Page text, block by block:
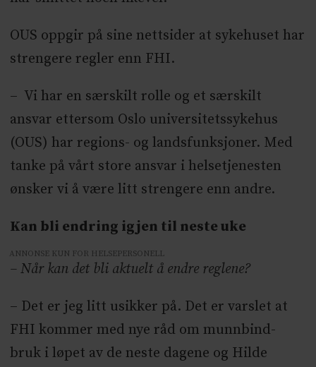
OUS oppgir på sine nettsider at sykehuset har
strengere regler enn FHI.
– Vi har en særskilt rolle og et særskilt
ansvar ettersom Oslo universitetssykehus
(OUS) har regions- og landsfunksjoner. Med
tanke på vårt store ansvar i helsetjenesten
ønsker vi å være litt strengere enn andre.
Kan bli endring igjen til neste uke
ANNONSE KUN FOR HELSEPERSONELL
– Når kan det bli aktuelt å endre reglene?
– Det er jeg litt usikker på. Det er varslet at
FHI kommer med nye råd om munnbind-
bruk i løpet av de neste dagene og Hilde